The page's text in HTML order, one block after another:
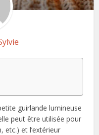
guirlande lumineuse
peut être utilisée pour
etc.) et l’extérieur